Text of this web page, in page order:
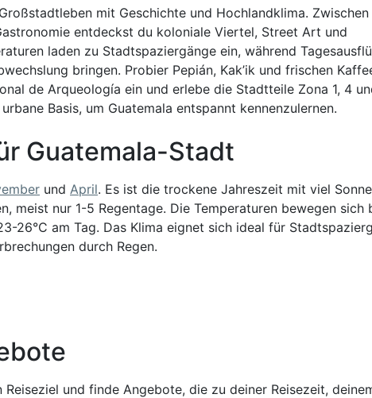
mit Geschichte und Hochlandklima. Zwischen
entdeckst du koloniale Viertel, Street Art und
laden zu Stadtspaziergänge ein, während
bringen. Probier Pepián, Kak’ik und frischen
de Arqueología ein und erlebe die Stadtteile Zona 1, 4
Basis, um Guatemala entspannt kennenzulernen.
Guatemala-Stadt
und April. Es ist die trockene Jahreszeit mit viel
meist nur 1-5 Regentage. Die Temperaturen bewegen sich
26°C am Tag. Das Klima eignet sich ideal für
durch Regen.
und finde Angebote, die zu deiner Reisezeit,